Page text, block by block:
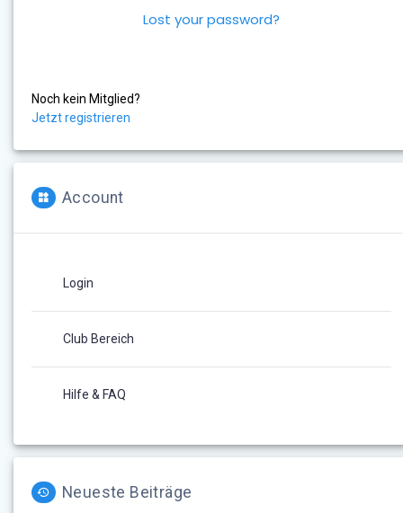
Lost your password?
Noch kein Mitglied?
Jetzt registrieren
Account
Login
Club Bereich
Hilfe & FAQ
Neueste Beiträge